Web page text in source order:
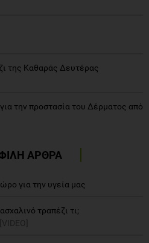
της Καθαράς Δευτέρας
την προστασία του Δέρματος από
ΑΡΘΡΑ
για την υγεία μας
τραπέζι τι;
[VIDEO]